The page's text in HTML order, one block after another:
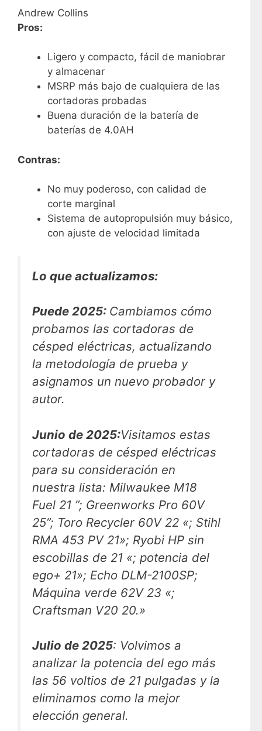
Andrew Collins
Pros:
Ligero y compacto, fácil de maniobrar
y almacenar
MSRP más bajo de cualquiera de las
cortadoras probadas
Buena duración de la batería de
baterías de 4.0AH
Contras:
No muy poderoso, con calidad de
corte marginal
Sistema de autopropulsión muy básico,
con ajuste de velocidad limitada
Lo que actualizamos:
Puede 2025: Cambiamos cómo
probamos las cortadoras de
césped eléctricas, actualizando
la metodología de prueba y
asignamos un nuevo probador y
autor.
Junio de 2025:Visitamos estas
cortadoras de césped eléctricas
para su consideración en
nuestra lista: Milwaukee M18
Fuel 21 ”; Greenworks Pro 60V
25”; Toro Recycler 60V 22 «; Stihl
RMA 453 PV 21»; Ryobi HP sin
escobillas de 21 «; potencia del
ego+ 21»; Echo DLM-2100SP;
Máquina verde 62V 23 «;
Craftsman V20 20.»
Julio de 2025: Volvimos a
analizar la potencia del ego más
las 56 voltios de 21 pulgadas y la
eliminamos como la mejor
elección general.